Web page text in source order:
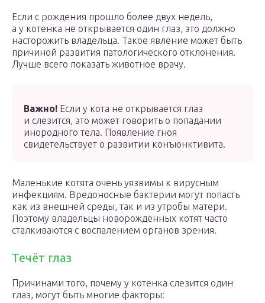
Если с рождения прошло более двух недель,
а у котенка не открывается один глаз, это должно
насторожить владельца. Такое явление может быть
причиной развития патологического отклонения.
Лучше всего показать животное врачу.
Важно! Если у кота не открывается глаз
и слезится, это может говорить о попадании
инородного тела. Появление гноя
свидетельствует о развитии конъюнктивита.
Маленькие котята очень уязвимы к вирусным
инфекциям. Вредоносные бактерии могут попасть
как из внешней среды, так и из утробы матери.
Поэтому владельцы новорожденных котят часто
сталкиваются с воспалением органов зрения.
Течёт глаз
Причинами того, почему у котенка слезится один
глаз, могут быть многие факторы: